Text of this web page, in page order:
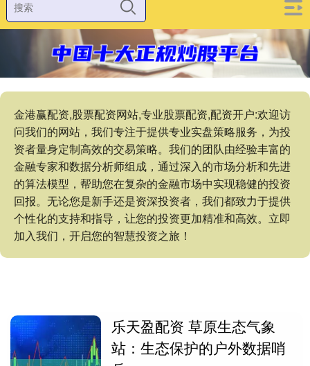
金港赢配资,股票配资网站,专业股票配资,配资开户:欢迎访
问我们的网站，我们专注于提供专业实盘策略服务，为投
资者量身定制高效的交易策略。我们的团队由经验丰富的
金融专家和数据分析师组成，通过深入的市场分析和先进
的算法模型，帮助您在复杂的金融市场中实现稳健的投资
回报。无论您是新手还是资深投资者，我们都致力于提供
个性化的支持和指导，让您的投资更加精准和高效。立即
加入我们，开启您的智慧投资之旅！
乐天盈配资 草原生态气象
站：生态保护的户外数据哨